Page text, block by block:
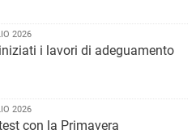
2026
i lavori di adeguamento
2026
con la Primavera